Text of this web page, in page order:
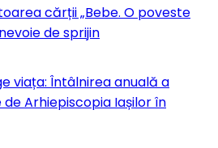
cărții „Bebe. O poveste
de sprijin
viața: Întâlnirea anuală a
Arhiepiscopia Iașilor în